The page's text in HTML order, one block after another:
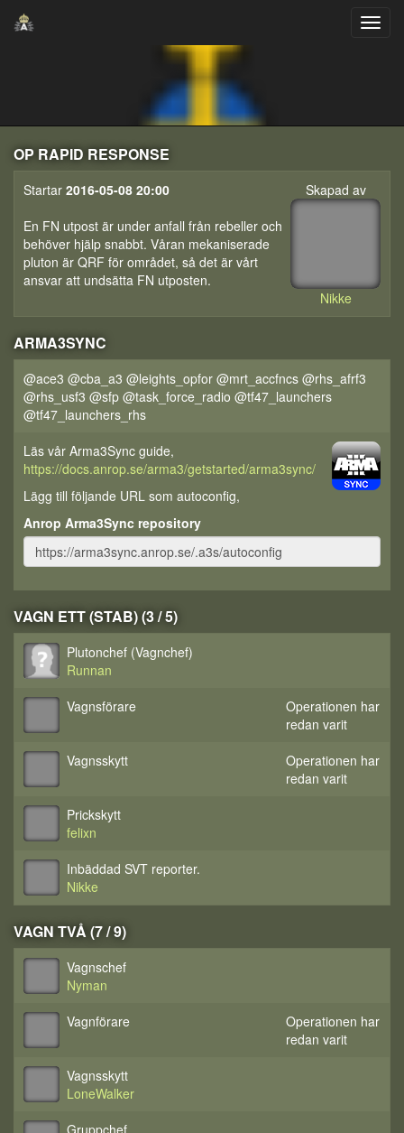
OP RAPID RESPONSE
Skapad av
Nikke
Startar 2016-05-08 20:00
En FN utpost är under anfall från rebeller och
behöver hjälp snabbt. Våran mekaniserade
pluton är QRF för området, så det är vårt
ansvar att undsätta FN utposten.
ARMA3SYNC
@ace3 @cba_a3 @leights_opfor @mrt_accfncs @rhs_afrf3
@rhs_usf3 @sfp @task_force_radio @tf47_launchers
@tf47_launchers_rhs
Läs vår Arma3Sync guide,
https://docs.anrop.se/arma3/getstarted/arma3sync/
Lägg till följande URL som autoconfig,
Anrop Arma3Sync repository
VAGN ETT (STAB) (3 / 5)
Plutonchef (Vagnchef)
Runnan
Vagnsförare
Operationen har
redan varit
Vagnsskytt
Operationen har
redan varit
Prickskytt
felixn
Inbäddad SVT reporter.
Nikke
VAGN TVÅ (7 / 9)
Vagnschef
Nyman
Vagnförare
Operationen har
redan varit
Vagnsskytt
LoneWalker
Gruppchef